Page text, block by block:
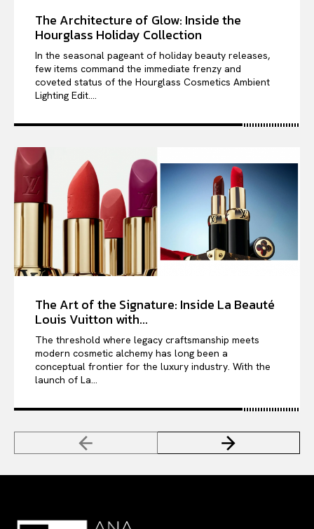
The Architecture of Glow: Inside the
Hourglass Holiday Collection
In the seasonal pageant of holiday beauty releases,
few items command the immediate frenzy and
coveted status of the Hourglass Cosmetics Ambient
Lighting Edit....
The Art of the Signature: Inside La Beauté
Louis Vuitton with...
The threshold where legacy craftsmanship meets
modern cosmetic alchemy has long been a
conceptual frontier for the luxury industry. With the
launch of La...